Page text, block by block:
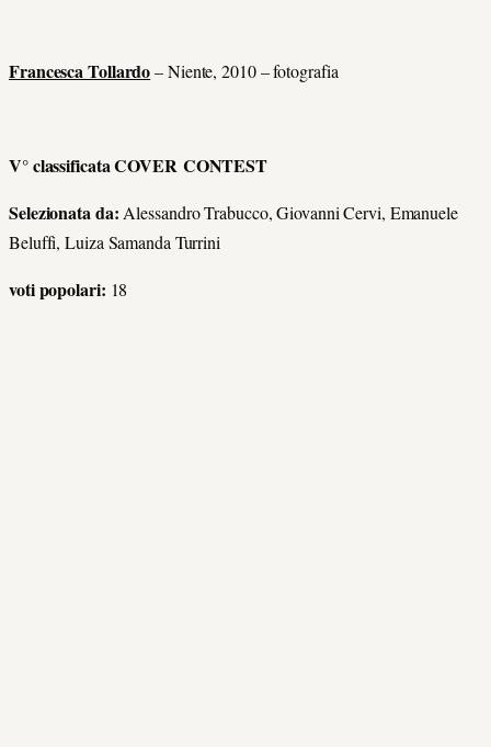
Francesca Tollardo– Niente, 2010 – fotografia
V° classificata COVER CONTEST
Selezionata da: Alessandro Trabucco, Giovanni Cervi, Emanuele
Beluffi, Luiza Samanda Turrini
voti popolari: 18